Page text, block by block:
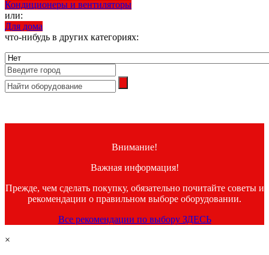
Кондиционеры и вентиляторы
или:
Для дома
что-нибудь в других категориях:
Внимание!
Важная информация!
Прежде, чем сделать покупку, обязательно почитайте советы и
рекомендации о правильном выборе оборудовании.
Все рекомендации по выбору ЗДЕСЬ
×